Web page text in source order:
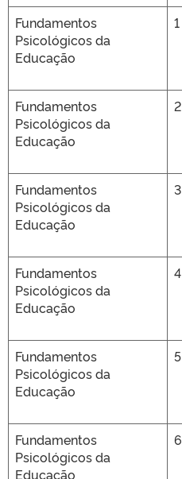
Fundamentos
Psicológicos da
Educação
1
Fundamentos
Psicológicos da
Educação
2
Fundamentos
Psicológicos da
Educação
3
Fundamentos
Psicológicos da
Educação
4
Fundamentos
Psicológicos da
Educação
5
Fundamentos
Psicológicos da
Educação
6